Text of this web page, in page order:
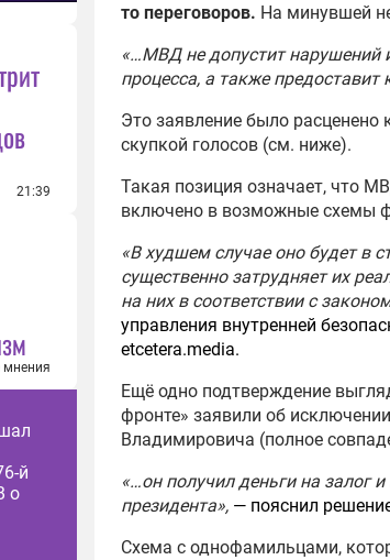
21:39
мнения
й
о
то переговоров. На минувшей
«…МВД не допустит нарушений
процесса, а также
Это заявление было
скупкой голосов (см. ниже).
Такая позиция означает, что
включено в возможные схемы
«В худшем случае оно будет в
существенно затрудняет их
на них в соответствии с
управления внутренней
etcetera.media.
Ещё одно подтверждение
фронте» заявили об
Владимировича (полное
«…он получил деньги на залог
президента», — пояснил
Схема с однофамильцами,